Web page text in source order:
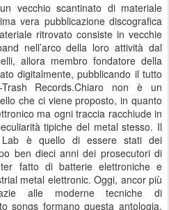
vecchio scantinato di materiale
vera pubblicazione discografica
ritrovato consiste in vecchie
nell’arco della loro attività dal
allora membro fondatore della
digitalmente, pubblicando il tutto
Records.Chiaro non è un
che ci viene proposto, in quanto
ma ogni traccia racchiude in
tipiche del metal stesso. Il
Lab è quello di essere stati dei
ben dieci anni dei prosecutori di
fatto di batterie elettroniche e
metal elettronic. Oggi, ancor più
alle moderne tecniche di
songs formano questa antologia,